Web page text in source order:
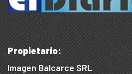
Propietario:
Imagen Balcarce SRL